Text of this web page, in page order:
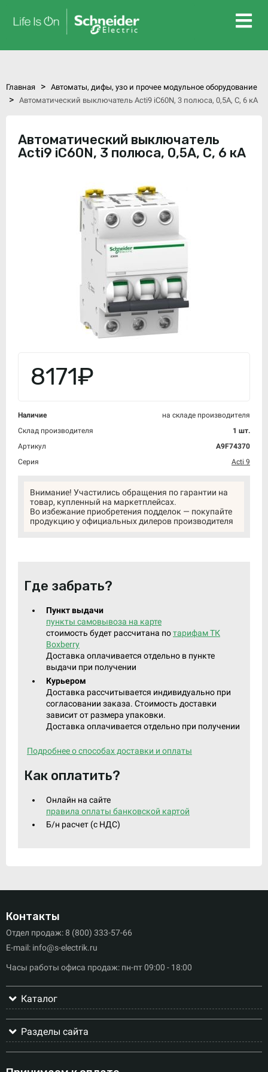
Главная > Автоматы, дифы, узо и прочее модульное оборудование
> Автоматический выключатель Acti9 iC60N, 3 полюса, 0,5А, C, 6 кА
Автоматический выключатель
Acti9 iC60N, 3 полюса, 0,5А, C, 6 кА
8171₽
Наличие
на складе производителя
Склад производителя
1 шт.
Артикул
A9F74370
Серия
Acti 9
Внимание! Участились обращения по гарантии на
товар, купленный на маркетплейсах.
Во избежание приобретения подделок — покупайте
продукцию у официальных дилеров производителя
Где забрать?
Пункт выдачи
пункты самовывоза на карте
стоимость будет рассчитана потарифам ТК
Boxberry
Доставка оплачивается отдельно в пункте
выдачи при получении
Курьером
Доставка рассчитывается индивидуально при
согласовании заказа. Стоимость доставки
зависит от размера упаковки.
Доставка оплачивается отдельно при получении
Подробнее о способах доставки и оплаты
Как оплатить?
Онлайн на сайте
правила оплаты банковской картой
Б/н расчет (c НДС)
Контакты
Отдел продаж: 8 (800) 333-57-66
E-mail: info@s-electrik.ru
Часы работы офиса продаж: пн-пт 09:00 - 18:00
Каталог
Разделы сайта